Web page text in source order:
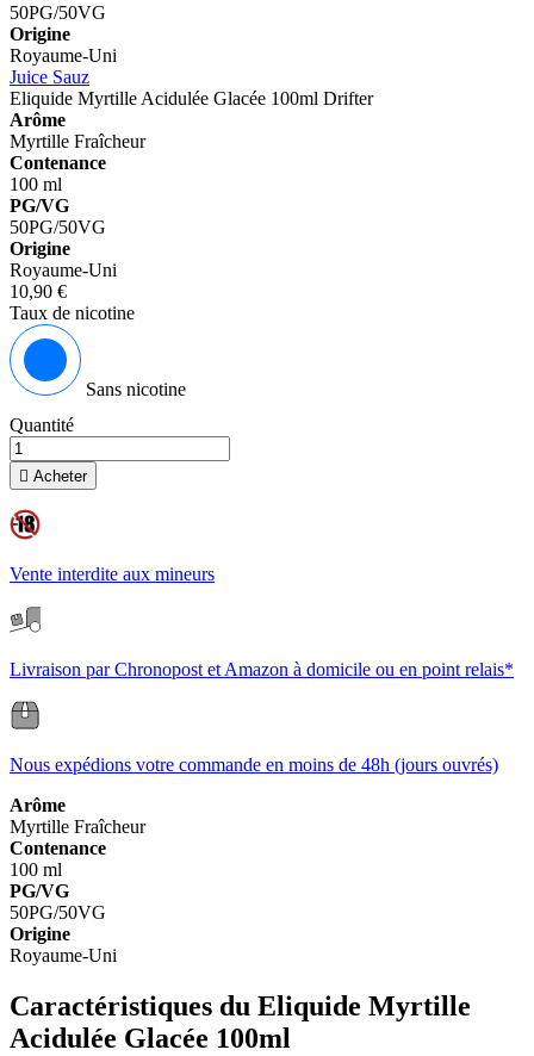
50PG/50VG
Origine
Royaume-Uni
Juice Sauz
Eliquide Myrtille Acidulée Glacée 100ml Drifter
Arôme
Myrtille Fraîcheur
Contenance
100 ml
PG/VG
50PG/50VG
Origine
Royaume-Uni
10,90 €
Taux de nicotine
Sans nicotine
Quantité
 Acheter
Vente interdite aux mineurs
Livraison par Chronopost et Amazon à domicile ou en point relais*
Nous expédions votre commande en moins de 48h (jours ouvrés)
Arôme
Myrtille Fraîcheur
Contenance
100 ml
PG/VG
50PG/50VG
Origine
Royaume-Uni
Caractéristiques du Eliquide Myrtille
Acidulée Glacée 100ml